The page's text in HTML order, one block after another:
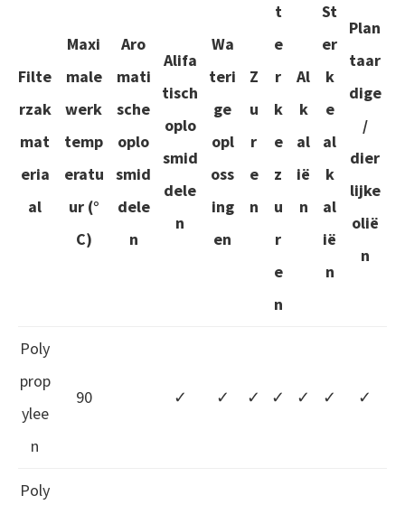
Filte
rzak
mat
eria
al
Maxi
male
werk
temp
eratu
ur (°
C)
Aro
mati
sche
oplo
smid
dele
n
Alifa
tisch
oplo
smid
dele
n
Wa
teri
ge
opl
oss
ing
en
Z
u
r
e
n
t
e
r
k
e
z
u
r
e
n
Al
k
al
ië
n
St
er
k
e
al
k
al
ië
n
Plan
taar
dige
/
dier
lijke
olië
n
Poly
prop
ylee
n
90 ✓ ✓ ✓ ✓ ✓ ✓ ✓
Poly